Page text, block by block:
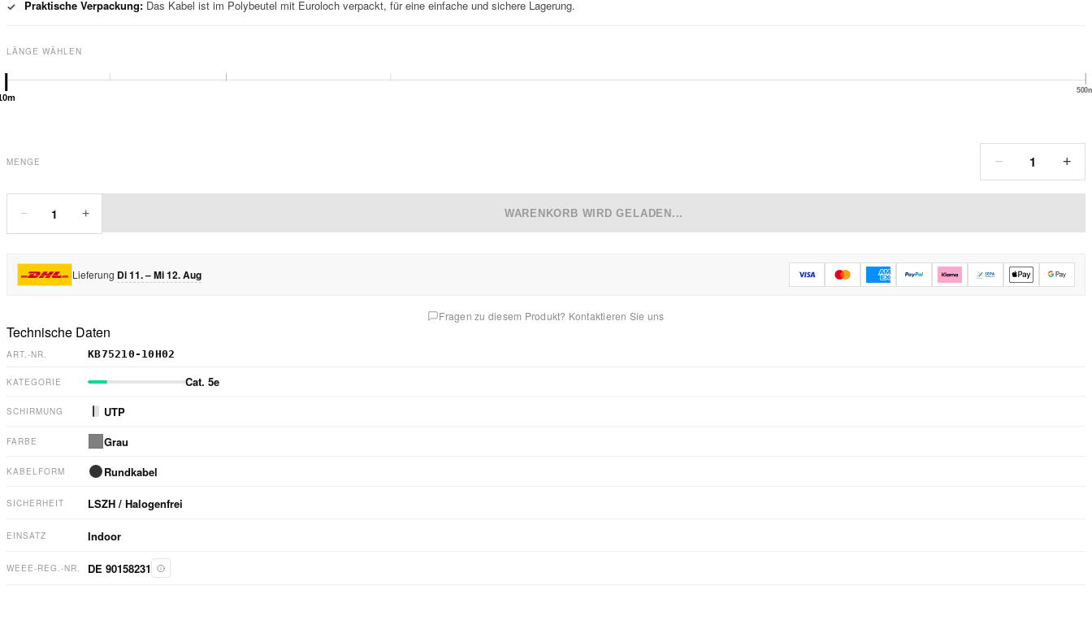
✓
Praktische Verpackung: Das Kabel ist im Polybeutel mit Euroloch verpackt, für eine einfache und sichere Lagerung.
LÄNGE WÄHLEN
MENGE − 1 +
− 1 + WARENKORB WIRD GELADEN...
Lieferung Di 11. – Mi 12. Aug
Fragen zu diesem Produkt? Kontaktieren Sie uns
Technische Daten
ART.-NR. KB75210-10H02
KATEGORIE Cat. 5e
SCHIRMUNG UTP
FARBE Grau
KABELFORM Rundkabel
SICHERHEIT LSZH / Halogenfrei
EINSATZ Indoor
WEEE-REG.-NR. DE 90158231